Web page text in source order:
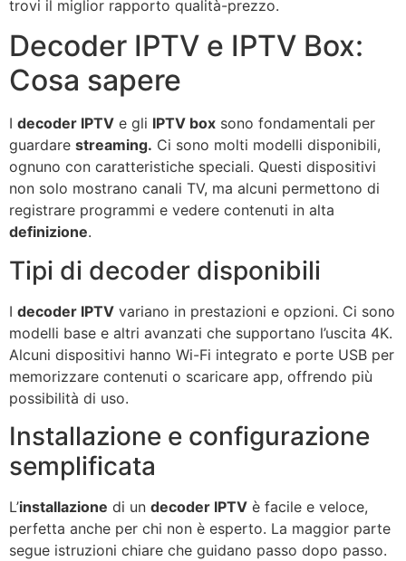
trovi il miglior rapporto qualità-prezzo.
Decoder IPTV e IPTV Box:
Cosa sapere
I decoder IPTV e gli IPTV box sono fondamentali per
guardare streaming. Ci sono molti modelli disponibili,
ognuno con caratteristiche speciali. Questi dispositivi
non solo mostrano canali TV, ma alcuni permettono di
registrare programmi e vedere contenuti in alta
definizione.
Tipi di decoder disponibili
I decoder IPTV variano in prestazioni e opzioni. Ci sono
modelli base e altri avanzati che supportano l’uscita 4K.
Alcuni dispositivi hanno Wi-Fi integrato e porte USB per
memorizzare contenuti o scaricare app, offrendo più
possibilità di uso.
Installazione e configurazione
semplificata
L’installazione di un decoder IPTV è facile e veloce,
perfetta anche per chi non è esperto. La maggior parte
segue istruzioni chiare che guidano passo dopo passo.